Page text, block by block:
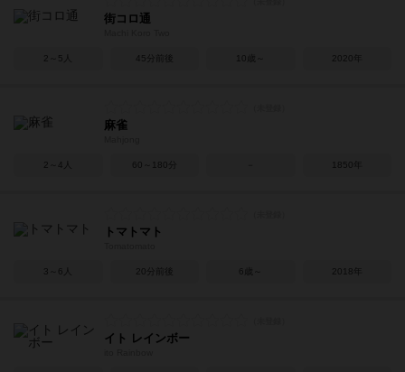
街コロ通
2～5人 45分前後 10歳～ 2020年
麻雀
2～4人 60～180分 1850年
トマトマト
3～6人 20分前後 6歳～ 2018年
イト レインボー